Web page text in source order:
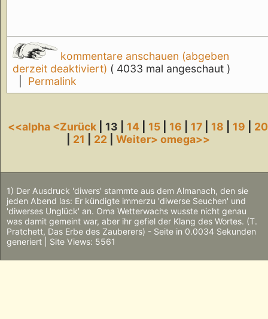
kommentare anschauen (abgeben
derzeit deaktiviert) ( 4033 mal angeschaut )
Permalink
<<alpha <Zurück | 13 | 14 15 16 17 18 19
20
21 22 Weiter> omega>>
1) Der Ausdruck 'diwers' stammte aus dem Almanach, den sie
jeden Abend las: Er kündigte immerzu 'diwerse Seuchen' und
'diwerses Unglück' an. Oma Wetterwachs wusste nicht genau
was damit gemeint war, aber ihr gefiel der Klang des Wortes. (T.
Pratchett, Das Erbe des Zauberers) - Seite in 0.0034 Sekunden
generiert | Site Views: 5561